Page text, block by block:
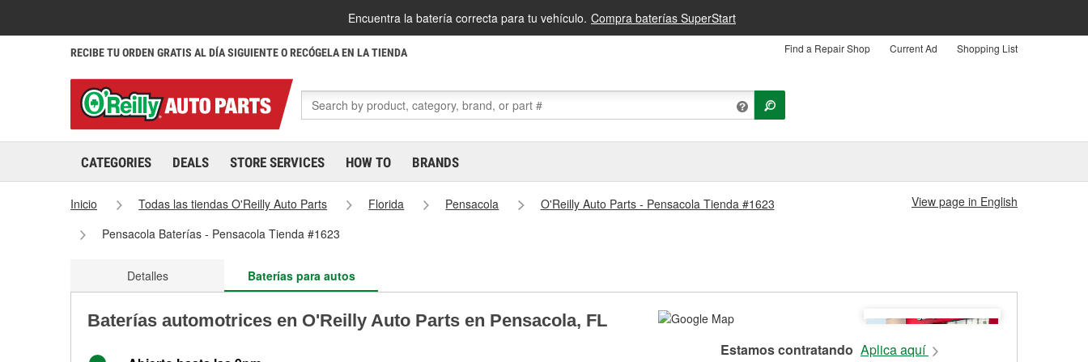
Encuentra la batería correcta para tu vehículo. Compra baterías SuperStart
RECIBE TU ORDEN GRATIS AL DÍA SIGUIENTE O RECÓGELA EN LA TIENDA Find a Repair Shop Current Ad Shopping List
CATEGORIES DEALS STORE SERVICES HOW TO BRANDS
Inicio Todas las tiendas O'Reilly Auto Parts Florida Pensacola
O'Reilly Auto Parts - Pensacola Tienda #1623
Pensacola Baterías - Pensacola Tienda #1623
View page in English
Detalles Baterías para autos
Baterías automotrices en O'Reilly Auto Parts en Pensacola, FL
Estamos contratando Aplica aquí